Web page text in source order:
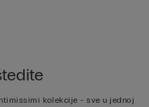
kolekcije - sve u jednoj